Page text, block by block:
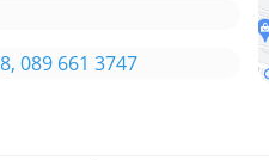
089 661 3747